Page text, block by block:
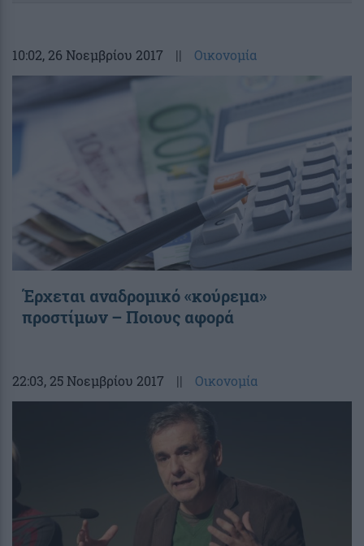
10:02, 26 Νοεμβρίου 2017 || Οικονομία
Έρχεται αναδρομικό «κούρεμα»
προστίμων – Ποιους αφορά
22:03, 25 Νοεμβρίου 2017 || Οικονομία